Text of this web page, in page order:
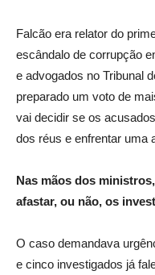
Falcão era relator do
escândalo de corrupção
e advogados no Tribunal
preparado um voto de
vai decidir se os
dos réus e enfrentar uma
Nas mãos dos
afastar, ou não, os
O caso demandava
e cinco investigados já